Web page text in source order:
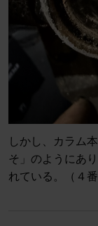
しかし、カラム
そ」のようにあ
れている。（４